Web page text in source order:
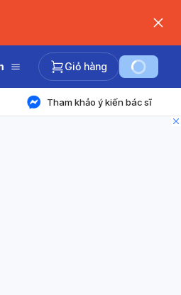
Giỏ hàng
Tham khảo ý kiến bác sĩ